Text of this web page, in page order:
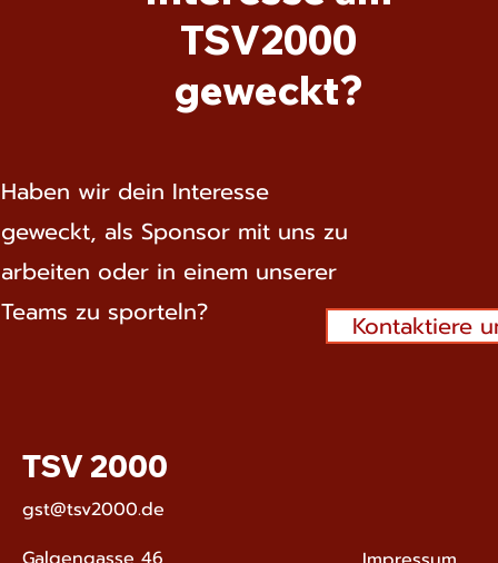
TSV2000
geweckt?
Haben wir dein Interesse
geweckt, als Sponsor mit uns zu
arbeiten oder in einem unserer
Teams zu sporteln?
Kontaktiere
TSV 2000
gst@tsv2000.de